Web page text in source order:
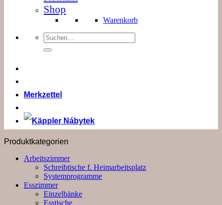
Shop
Warenkorb
Suchen
nach:
Merkzettel
Produktkategorien
Arbeitszimmer
Schreibtische f. Heimarbeitsplatz
Systemprogramme
Esszimmer
Einzelbänke
Esstische